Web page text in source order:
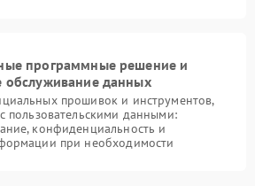
программные решение и
обслуживание данных
прошивок и инструментов,
пользовательскими данными:
конфиденциальность и
при необходимости